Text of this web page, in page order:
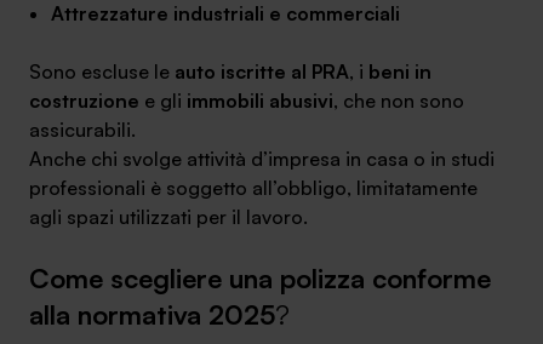
Attrezzature industriali e commerciali
Sono escluse le auto iscritte al PRA, i beni in
costruzione e gli immobili abusivi, che non sono
assicurabili.
Anche chi svolge attività d’impresa in casa o in studi
professionali è soggetto all’obbligo, limitatamente
agli spazi utilizzati per il lavoro.
Come scegliere una polizza conforme
alla normativa 2025?